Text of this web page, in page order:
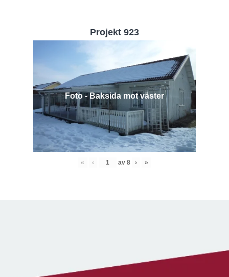
Projekt 923
Foto - Baksida mot väster
« ‹ av 8 › »